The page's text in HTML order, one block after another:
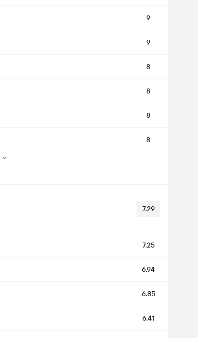
9
9
8
8
8
8
7.29
7.25
6.94
6.85
6.41